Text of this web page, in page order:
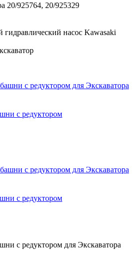
20/925764, 20/925329
гидравлический насос Kawasaki
с редуктором
с редуктором
с редуктором для Экскаватора